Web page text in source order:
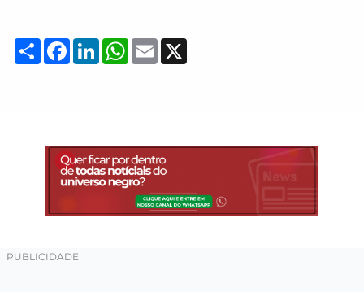
Compartilhar
Facebook
LinkedInWhatsApp
Email